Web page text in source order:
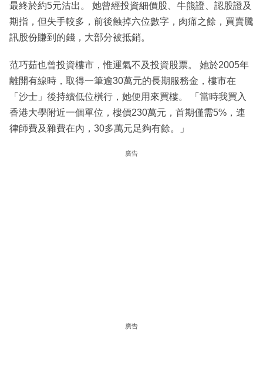
最終於約5元沽出。 她曾經投資細價股、牛熊證、認股證及
期指，但失手較多，前後蝕掉六位數字，肉痛之餘，買賣騰
訊股份賺到的錢，大部分被抵銷。
范巧茹也曾投資樓市，惟運氣不及投資股票。 她於2005年
離開有線時，取得一筆逾30萬元的長期服務金，樓市在
「沙士」後持續低位橫行，她便用來買樓。 「當時我買入
香港大學附近一個單位，樓價230萬元，首期僅需5%，連
律師費及雜費在內，30多萬元足夠有餘。」
廣告
廣告